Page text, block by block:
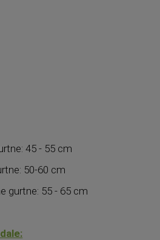
45 - 55 cm
50-60 cm
gurtne: 55 - 65 cm